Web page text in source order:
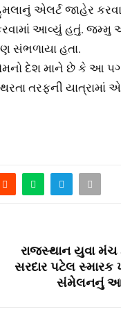
એલર્ટ જાહેર
આવ્યું હતું. જમ્મુ
સંભળાયા હતા.
દેશ માને છે કે આ
તરફની યાત્રામાં
રાજસ્થાન યુવા મંચ
સરદાર પટેલ સ્મારક
સંમેલનનું